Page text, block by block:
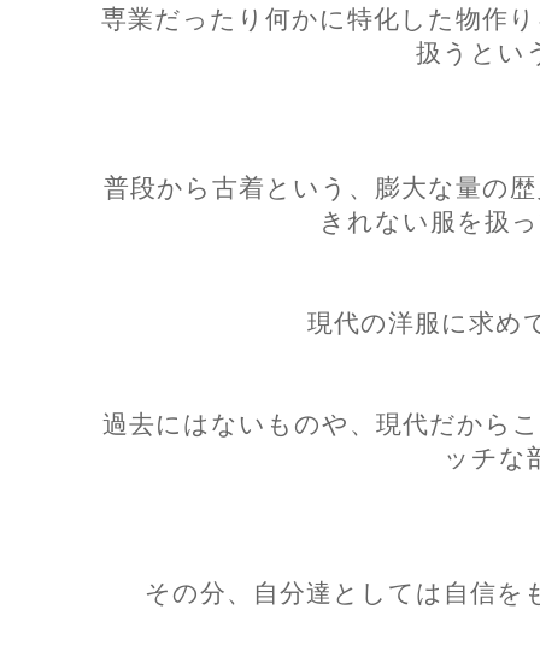
専業だったり何かに特化した物作
扱うとい
普段から古着という、膨大な量の
きれない服を扱
現代の洋服に求め
過去にはないものや、現代だから
ッチな
その分、自分達としては自信を